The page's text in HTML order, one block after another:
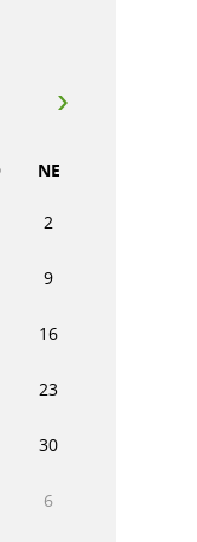
NE
2
9
16
23
30
6